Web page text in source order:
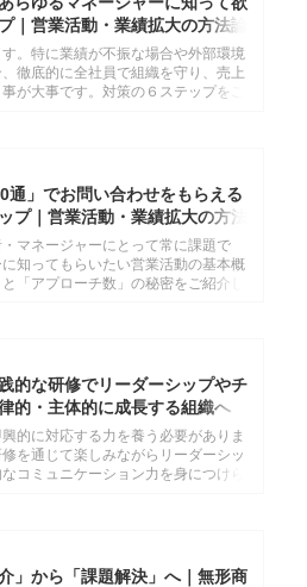
｜営業活動・業績拡大の方法論
。特に業績が不振な場合や外部環境
徹底的に全社員で組織を守り、売上
が大事です。対策の６ステップをご
通」でお問い合わせをもらえる
プ｜営業活動・業績拡大の方法
マネージャーにとって常に課題で
知ってもらいたい営業活動の基本概
「アプローチ数」の秘密をご紹介し
的な研修でリーダーシップやチ
的・主体的に成長する組織へ
的に対応する力を養う必要がありま
を通じて楽しみながらリーダーシッ
コミュニケーション力を身につけら
」から「課題解決」へ｜無形商